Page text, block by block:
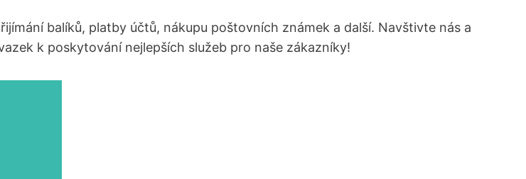
balíků, platby účtů, nákupu poštovních známek a další. Navštivte ⁤nás a
k poskytování nejlepších služeb pro naše zákazníky!